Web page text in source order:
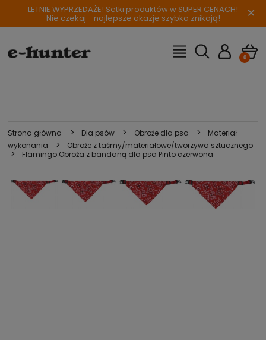
LETNIE WYPRZEDAŻE! Setki produktów w SUPER CENACH!
Nie czekaj - najlepsze okazje szybko znikają! ×
Strona główna > Dla psów > Obroże dla psa >
Materiał
wykonania
> Obroże z taśmy/materiałowe/tworzywa sztucznego
> Flamingo Obroża z bandaną dla psa Pinto czerwona